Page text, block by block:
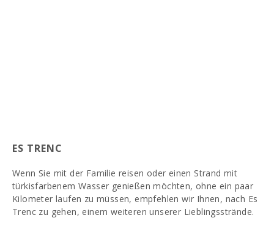
ES TRENC
Wenn Sie mit der Familie reisen oder einen Strand mit
türkisfarbenem Wasser genießen möchten, ohne ein paar
Kilometer laufen zu müssen, empfehlen wir Ihnen, nach Es
Trenc zu gehen, einem weiteren unserer Lieblingsstrände.